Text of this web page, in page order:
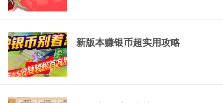
新版本赚银币超实用攻略